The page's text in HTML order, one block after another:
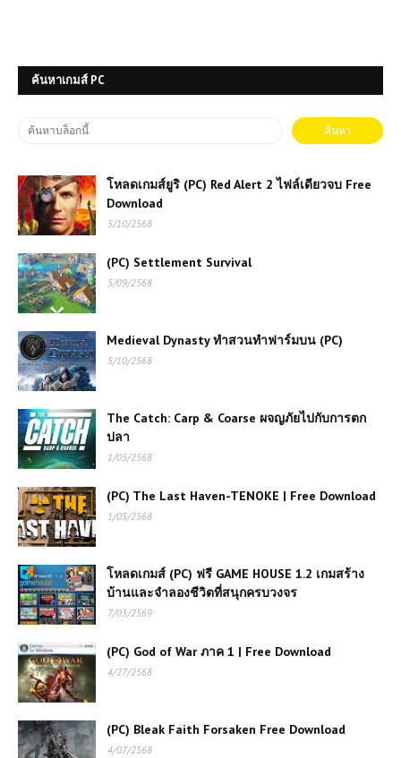
ค้นหาเกมส์ PC
โหลดเกมส์ยูริ (PC) Red Alert 2 ไฟล์เดียวจบ Free
Download
5/10/2568
(PC) Settlement Survival
5/09/2568
Medieval Dynasty ทำสวนทำฟาร์มบน (PC)
5/10/2568
The Catch: Carp & Coarse ผจญภัยไปกับการตก
ปลา
1/05/2568
(PC) The Last Haven-TENOKE | Free Download
1/05/2568
โหลดเกมส์ (PC) ฟรี GAME HOUSE 1.2 เกมสร้าง
บ้านและจำลองชีวิตที่สนุกครบวงจร
7/03/2569
(PC) God of War ภาค 1 | Free Download
4/27/2568
(PC) Bleak Faith Forsaken Free Download
4/07/2568